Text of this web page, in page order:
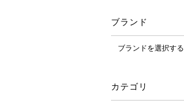
ブランド
ブランドを選択する
カテゴリ